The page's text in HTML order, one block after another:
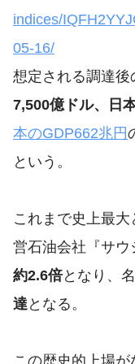
indices/
05-16/
想定される調達後
7,500億ドル、日
本のGDP662兆円
という。
これまで史上最
営石油会社『サ
約2.6倍となり、
達となる。
この歴史的上場